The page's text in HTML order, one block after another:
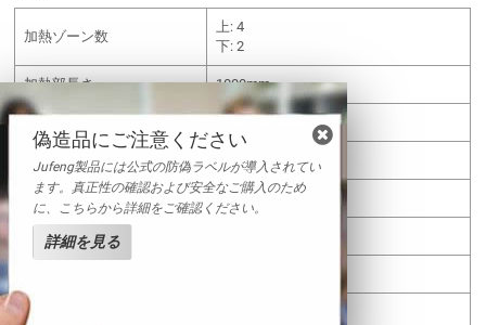
加熱ゾーン数
上: 4
下: 2
加熱部長さ 1000mm
加熱方式 赤外線＋強制熱風
冷却ゾーン数 1
コンベヤ方向 左 →右
コンベヤ方式
電源
偽造品にご注意ください
Jufeng製品には公式の防偽ラベルが導入されてい
ます。真正性の確認および安全なご購入のため
に、こちらから詳細をご確認ください。
詳細を見る